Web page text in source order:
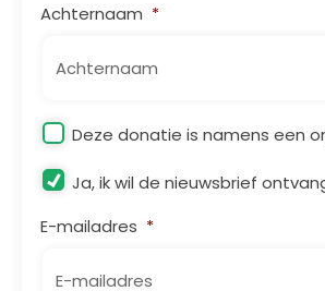
Achternaam *
Organisatie
Deze donatie is namens een
Nieuwsbrief
Ja, ik wil de nieuwsbrief
E-mailadres *